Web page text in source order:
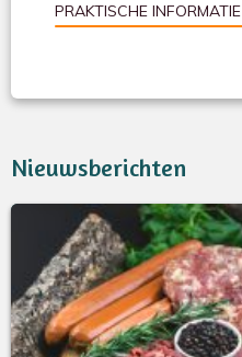
PRAKTISCHE INFORMATIE
Nieuwsberichten